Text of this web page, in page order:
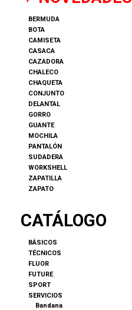
BERMUDA
BOTA
CAMISETA
CASACA
CAZADORA
CHALECO
CHAQUETA
CONJUNTO
DELANTAL
GORRO
GUANTE
MOCHILA
PANTALÓN
SUDADERA
WORKSHELL
ZAPATILLA
ZAPATO
CATÁLOGO
BÁSICOS
TÉCNICOS
FLUOR
FUTURE
SPORT
SERVICIOS
Bandana